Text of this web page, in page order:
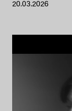
20.03.2026